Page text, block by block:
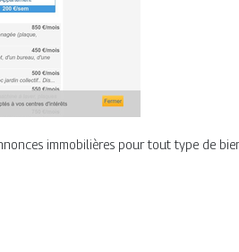
immobilières pour tout type de